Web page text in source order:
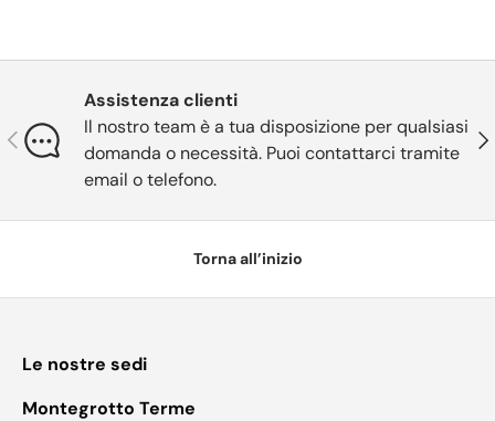
Indietro
Assistenza clienti
Il nostro team è a tua disposizione per qualsiasi
domanda o necessità. Puoi contattarci tramite
email o telefono.
Torna all’inizio
Le nostre sedi
Montegrotto Terme